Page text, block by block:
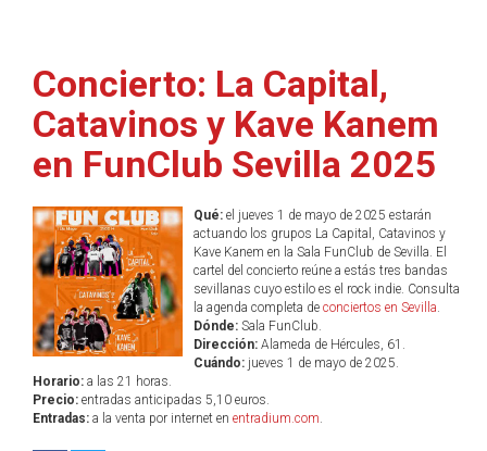
Concierto: La Capital,
Catavinos y Kave Kanem
en FunClub Sevilla 2025
Qué:el jueves 1 de mayo de 2025 estarán
actuando los grupos La Capital, Catavinos y
Kave Kanem en la Sala FunClub de Sevilla. El
cartel del concierto reúne a estás tres bandas
sevillanas cuyo estilo es el rock indie. Consulta
la agenda completa de conciertos en Sevilla.
Dónde:Sala FunClub.
Dirección:Alameda de Hércules, 61.
Cuándo:jueves 1 de mayo de 2025.
Horario: a las 21 horas.
Precio: entradas anticipadas 5,10 euros.
Entradas: a la venta por internet en entradium.com.